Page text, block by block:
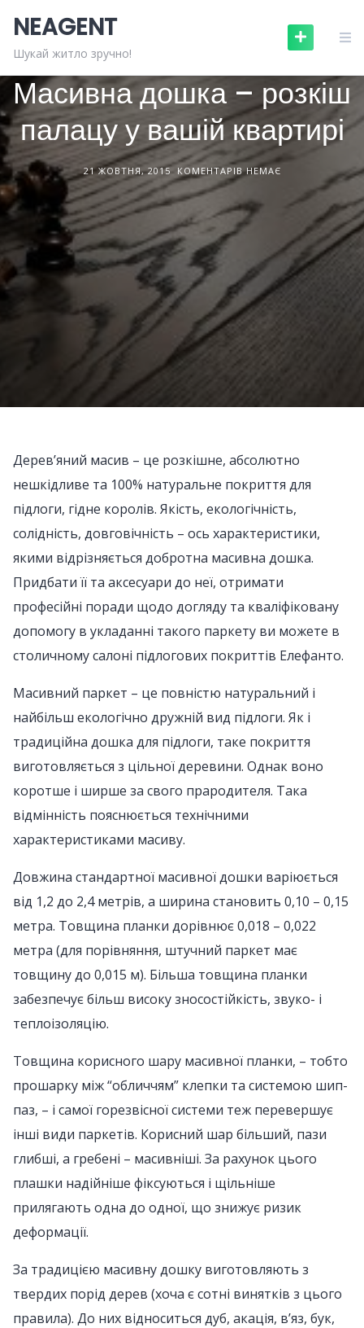
content
NEAGENT
Шукай житло зручно!БУДІВЕЛЬНІ МАТЕРІАЛИ
Масивна дошка – розкіш
палацу у вашій квартирі
21 ЖОВТНЯ, 2015 КОМЕНТАРІВ НЕМАЄ
Дерев’яний масив – це розкішне, абсолютно
нешкідливе та 100% натуральне покриття для
підлоги, гідне королів. Якість, екологічність,
солідність, довговічність – ось характеристики,
якими відрізняється добротна масивна дошка.
Придбати її та аксесуари до неї, отримати
професійні поради щодо догляду та кваліфіковану
допомогу в укладанні такого паркету ви можете в
столичному салоні підлогових покриттів Елефанто.
Масивний паркет – це повністю натуральний і
найбільш екологічно дружній вид підлоги. Як і
традиційна дошка для підлоги, таке покриття
виготовляється з цільної деревини. Однак воно
коротше і ширше за свого прародителя. Така
відмінність пояснюється технічними
характеристиками масиву.
Довжина стандартної масивної дошки варіюється
від 1,2 до 2,4 метрів, а ширина становить 0,10 – 0,15
метра. Товщина планки дорівнює 0,018 – 0,022
метра (для порівняння, штучний паркет має
товщину до 0,015 м). Більша товщина планки
забезпечує більш високу зносостійкість, звуко- і
теплоізоляцію.
Товщина корисного шару масивної планки, – тобто
прошарку між “обличчям” клепки та системою шип-
паз, – і самої горезвісної системи теж перевершує
інші види паркетів. Корисний шар більший, пази
глибші, а гребені – масивніші. За рахунок цього
плашки надійніше фіксуються і щільніше
прилягають одна до одної, що знижує ризик
деформації.
За традицією масивну дошку виготовляють з
твердих порід дерев (хоча є сотні винятків з цього
правила). До них відноситься дуб, акація, в’яз, бук,